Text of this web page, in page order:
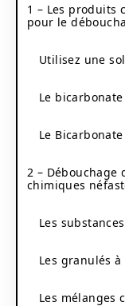
1 – Les produits
pour le
Utilisez une
Le
Le
2 –
chimiques
Les
Les granulés
Les mélanges